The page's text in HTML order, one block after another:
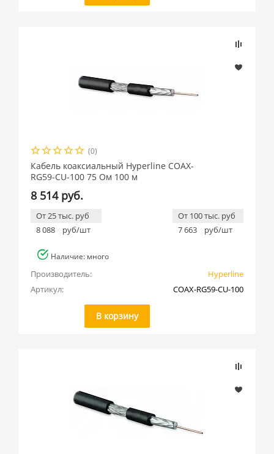
(0)
Кабель коаксиальный Hyperline COAX-
RG59-CU-100 75 Ом 100 м
8 514 руб.
От 25 тыс. руб
8 088
руб/шт
От 100 тыс. руб
7 663
руб/шт
Наличие: много
Производитель:
Hyperline
Артикул:
COAX-RG59-CU-100
В корзину